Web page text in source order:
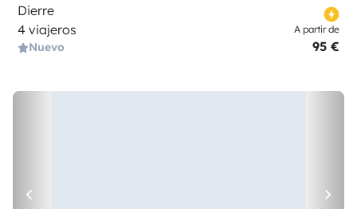
Dierre
4 viajeros
Nuevo
A partir de
95 €